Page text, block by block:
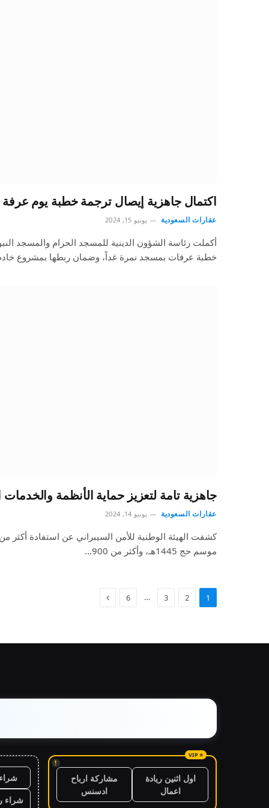
اكتمال جاهزية إيصال ترجمة خطبة يوم عرفة
عقارات السعودية يونيو 15, 2024
أكملت رئاسة الشؤون الدينية للمسجد الحرام والمسجد
خطبة عرفات بمسجد نمرة غداً، وضمان ربطها بمشروع
جاهزية تامة لتعزيز حماية الأنظمة
عقارات السعودية يونيو 14, 2024
موسم حج 1445هـ، وأكثر من 900…
1
2
3
…
6
!
اول اثنين ريادة
اعمال
مشاركة ارباح
ادسنس
شراء